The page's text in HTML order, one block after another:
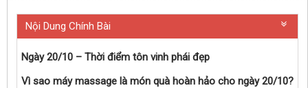
Nội Dung Chính Bài
Ngày 20/10 – Thời điểm tôn vinh phái đẹp
Vì sao máy massage là món quà hoàn hảo cho ngày 20/10?